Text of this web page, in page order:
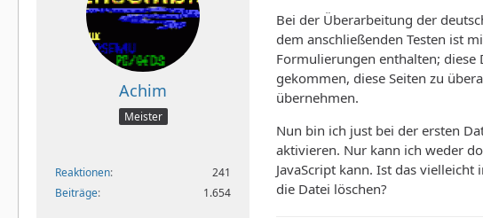
Achim
Meister
Reaktionen
241
Beiträge
1.654
Bei der Überarbeitung der
dem anschließenden Testen ist
Formulierungen enthalten;
gekommen, diese Seiten zu
übernehmen.
Nun bin ich just bei der ersten
aktivieren. Nur kann ich weder
JavaScript kann. Ist das
die Datei löschen?